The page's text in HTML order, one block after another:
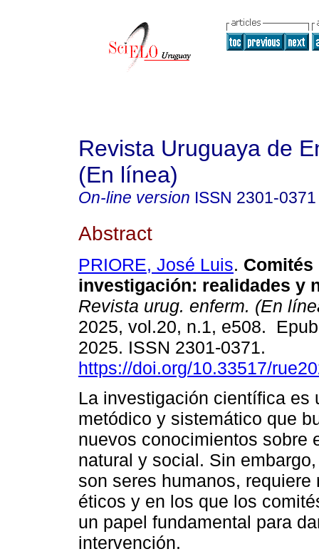
Revista Uruguaya de
(En línea)
On-line version ISSN 2301-0371
Abstract
PRIORE, José Luis. Comités
investigación: realidades y
Revista urug. enferm. (En
2025, vol.20, n.1, e508.
2025. ISSN 2301-0371.
https://doi.org/10.33517/
La investigación científica es
metódico y sistemático que
nuevos conocimientos sobre
natural y social. Sin
son seres humanos,
éticos y en los que los
un papel fundamental para
intervención.